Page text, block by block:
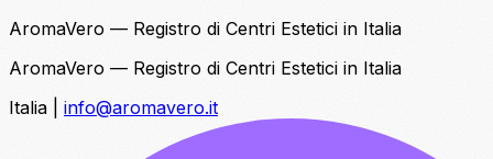
AromaVero — Registro di Centri Estetici in Italia
AromaVero — Registro di Centri Estetici in Italia
Italia
info@aromavero.it